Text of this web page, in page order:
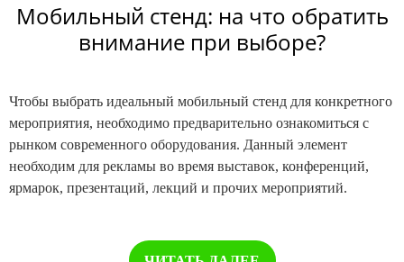
Мобильный стенд: на что обратить
внимание при выборе?
Чтобы выбрать идеальный мобильный стенд для конкретного
мероприятия, необходимо предварительно ознакомиться с
рынком современного оборудования. Данный элемент
необходим для рекламы во время выставок, конференций,
ярмарок, презентаций, лекций и прочих мероприятий.